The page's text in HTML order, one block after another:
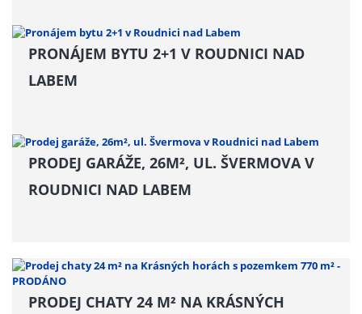
PRONÁJEM BYTU 2+1 V ROUDNICI NAD
LABEM
PRODEJ GARÁŽE, 26M², UL. ŠVERMOVA V
ROUDNICI NAD LABEM
PRODEJ CHATY 24 M² NA KRÁSNÝCH